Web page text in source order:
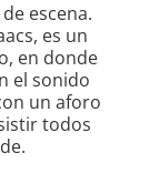
escena.
es un
en donde
el sonido
un aforo
todos